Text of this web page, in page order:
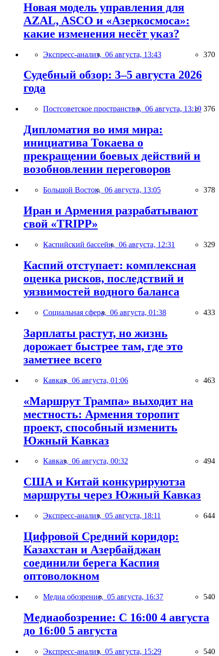
Новая модель управления для
AZAL, ASCO и «Азеркосмоса»:
какие изменения несёт указ?
Экспресс-анализ, 06 августа, 13:43 370
Судебный обзор: 3–5 августа 2026
года
Постсоветское пространство, 06 августа, 13:19 376
Дипломатия во имя мира:
инициатива Токаева о
прекращении боевых действий и
возобновлении переговоров
Большой Восток, 06 августа, 13:05 378
Иран и Армения разрабатывают
свой «TRIPP»
Каспийский бассейн, 06 августа, 12:31 329
Каспий отступает: комплексная
оценка рисков, последствий и
уязвимостей водного баланса
Социальная сфера, 06 августа, 01:38 433
Зарплаты растут, но жизнь
дорожает быстрее там, где это
заметнее всего
Кавказ, 06 августа, 01:06 463
«Маршрут Трампа» выходит на
местность: Армения торопит
проект, способный изменить
Южный Кавказ
Кавказ, 06 августа, 00:32 494
США и Китай конкурируютза
маршруты через Южный Кавказ
Экспресс-анализ, 05 августа, 18:11 644
Цифровой Средний коридор:
Казахстан и Азербайджан
соединили берега Каспия
оптоволокном
Медиа обозрение, 05 августа, 16:37 540
Медиаобозрение: С 16:00 4 августа
до 16:00 5 августа
Экспресс-анализ, 05 августа, 15:29 540